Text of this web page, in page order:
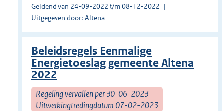
Geldend van 24-09-2022 t/m 08-12-2022
Uitgegeven door: Altena
Beleidsregels Eenmalige
Energietoeslag gemeente Altena
2022
Regeling vervallen per 30-06-2023
Uitwerkingtredingdatum 07-02-2023